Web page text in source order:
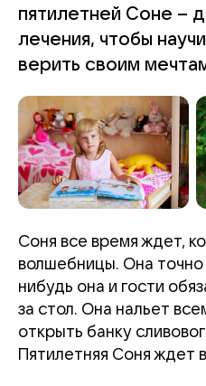
пятилетней Соне –
лечения, чтобы
верить своим
Соня все время ждет,
волшебницы. Она точно
нибудь она и гости
за стол. Она нальет
открыть банку
Пятилетняя Соня ждет